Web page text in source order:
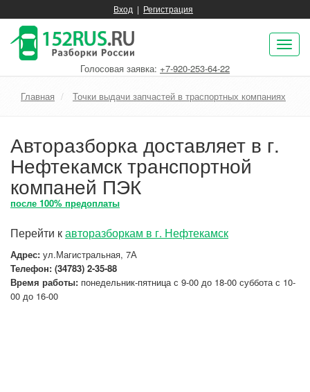
Вход | Регистрация
Голосовая заявка: +7-920-253-64-22
Главная Точки выдачи запчастей в траспортных компаниях
Авторазборка доставляет в г.
Нефтекамск транспортной
компаней ПЭК
после 100% предоплаты
Перейти кавторазборкам в г. Нефтекамск
Адрес: ул.Магистральная, 7А
Телефон: (34783) 2-35-88
Время работы: понедельник-пятница с 9-00 до 18-00 суббота с 10-
00 до 16-00